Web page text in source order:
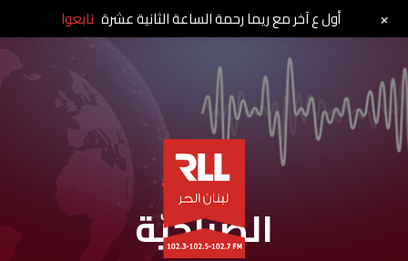
نشرات الأخبار
الصباحيّة
أول ع آخر مع ريما رحمة الساعة الثانية عشرة تابعوا +